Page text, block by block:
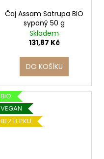
Čaj Assam Satrupa BIO
sypaný 50 g
Skladem
131,87 Kč
DO KOŠÍKU
BIO
VEGAN
BEZ LEPKU